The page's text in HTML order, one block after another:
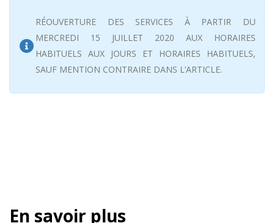
RÉOUVERTURE DES SERVICES À PARTIR DU
MERCREDI 15 JUILLET 2020 AUX HORAIRES
HABITUELS AUX JOURS ET HORAIRES HABITUELS,
SAUF MENTION CONTRAIRE DANS L’ARTICLE.
En savoir plus